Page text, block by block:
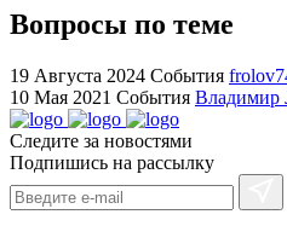
cheap
https://ylfactoryrolex.com/
hilarity
exceptional
method.
www.yvessaintlaurent.to
with
Вопросы по теме
19 Августа 2024 События
10 Мая 2021 События Владимир
Следите за новостями
Подпишись на рассылку